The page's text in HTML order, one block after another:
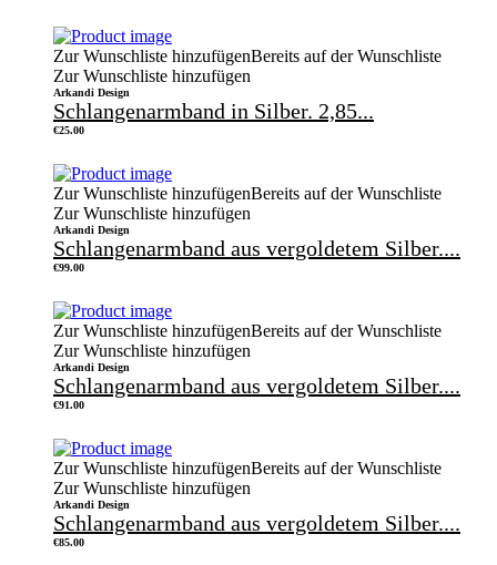
Zur Wunschliste hinzufügenBereits auf der Wunschliste
Zur Wunschliste hinzufügen
Arkandi Design
Schlangenarmband in Silber. 2,85...
€25.00
Zur Wunschliste hinzufügenBereits auf der Wunschliste
Zur Wunschliste hinzufügen
Arkandi Design
Schlangenarmband aus vergoldetem Silber....
€99.00
Zur Wunschliste hinzufügenBereits auf der Wunschliste
Zur Wunschliste hinzufügen
Arkandi Design
Schlangenarmband aus vergoldetem Silber....
€91.00
Zur Wunschliste hinzufügenBereits auf der Wunschliste
Zur Wunschliste hinzufügen
Arkandi Design
Schlangenarmband aus vergoldetem Silber....
€85.00